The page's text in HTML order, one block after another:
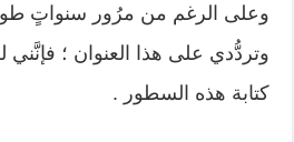
وعلى الرغم من مرُور سنواتٍ
وتردُّدي على هذا العنوان ؛
كتابة هذه السطور .